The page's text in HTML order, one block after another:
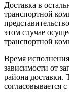
Доставка в
транспортной
этом случае
транспортной
Время исполнения
зависимости от
района доставки.
согласовывается